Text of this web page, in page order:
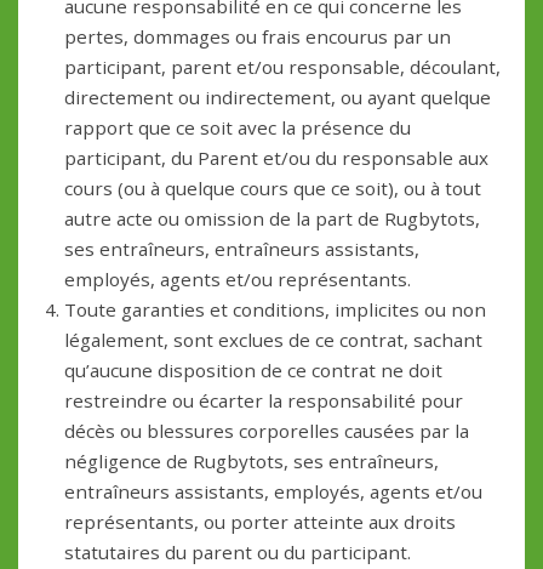
aucune responsabilité en ce qui concerne les
pertes, dommages ou frais encourus par un
participant, parent et/ou responsable, découlant,
directement ou indirectement, ou ayant quelque
rapport que ce soit avec la présence du
participant, du Parent et/ou du responsable aux
cours (ou à quelque cours que ce soit), ou à tout
autre acte ou omission de la part de Rugbytots,
ses entraîneurs, entraîneurs assistants,
employés, agents et/ou représentants.
Toute garanties et conditions, implicites ou non
légalement, sont exclues de ce contrat, sachant
qu’aucune disposition de ce contrat ne doit
restreindre ou écarter la responsabilité pour
décès ou blessures corporelles causées par la
négligence de Rugbytots, ses entraîneurs,
entraîneurs assistants, employés, agents et/ou
représentants, ou porter atteinte aux droits
statutaires du parent ou du participant.